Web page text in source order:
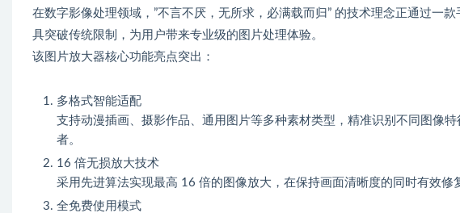
在数字影像处理领域，”不言不厌，无所求，必满载而归” 的技术理念正通过一
具突破传统限制，为用户带来专业级的图片处理体验。
该图片放大器核心功能亮点突出：
多格式智能适配
支持动漫插画、摄影作品、通用图片等多种素材类型，精准识别不同图像
者。
16 倍无损放大技术
采用先进算法实现最高 16 倍的图像放大，在保持画面清晰度的同时有效修
全免费使用模式